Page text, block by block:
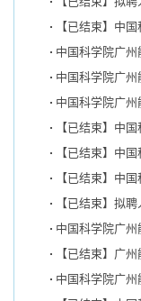
【已结束】中
中国科学院广
中国科学院广
中国科学院广
【已结束】中
【已结束】中
【已结束】中
【已结束】拟
中国科学院广
【已结束】广
中国科学院广